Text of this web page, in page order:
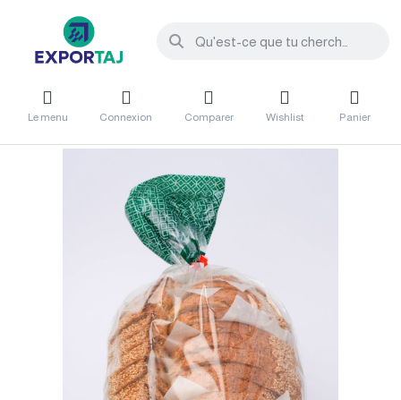
Le menu Connexion Comparer Wishlist Panier